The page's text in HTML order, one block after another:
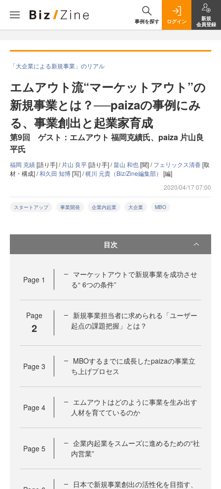
事例を探す ログイン
新規
会員登録
「大企業による新規事業」のリアル
エムアウト流“マーケットアウト”の
新規事業とは？──paizaの事例にみ
る、事業創出と起業家育成
第9回 ゲスト：エムアウト 福岡克績氏、paiza 片山良
平氏
福岡 克績[語り手] / 片山 良平[語り手] /畠山 和也[聞] /フェリックス清香[取
材・構成] /和久田 知博[写] /梶川 元貴（Biz/Zine編集部） [編]
2020/04/17 07:00
スタートアップ 事業開発 企業内起業 大企業 MBO
目次
Page 1
マーケットアウトで新規事業を成功させ
る“ 6つの条件”
Page
2
新規事業担当者に求められる「ユーザー
起点の課題把握」とは？
Page 3
MBOするまでに成長したpaizaの事業立
ち上げプロセス
Page 4
エムアウトはどのように事業を生み出す
人材を育てているのか
Page 5
企業内起業をスムーズに進めるための“社
内営業”
日本で新規事業創出の活性化を目指す、